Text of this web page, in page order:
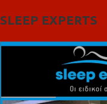
SLEEP EXPERTS